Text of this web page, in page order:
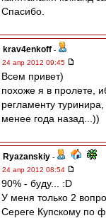
Спасибо.
krav4enkoff -
24 апр 2012 09:45
Всем привет)
похоже я в пролете,
регламенту туринира,
менее года назад...))
Ryazanskiy -
24 апр 2012 08:54
90% - буду... :D
У меня только 2
Сереге Купскому по